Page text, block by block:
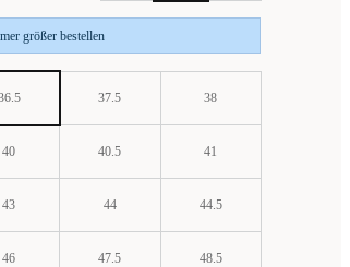
größer bestellen
37.5 38
40 40.5 41
43 44 44.5
46 47.5 48.5